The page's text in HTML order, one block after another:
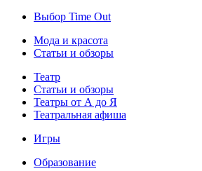
Выбор Time Out
Мода и красота
Статьи и обзоры
Театр
Статьи и обзоры
Театры от А до Я
Театральная афиша
Игры
Образование